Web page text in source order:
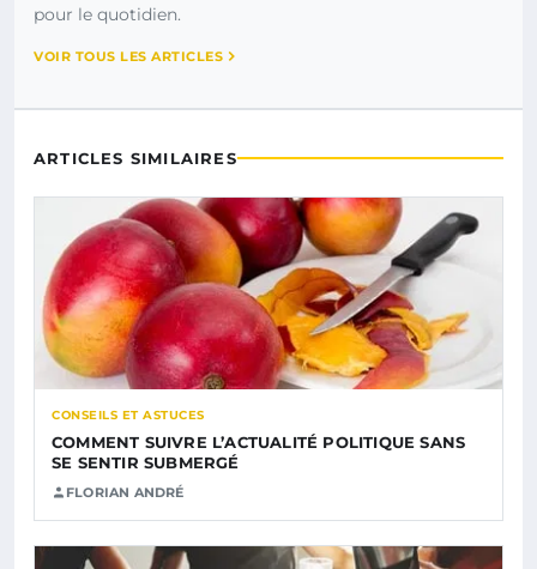
pour le quotidien.
VOIR TOUS LES ARTICLES
ARTICLES SIMILAIRES
CONSEILS ET ASTUCES
COMMENT SUIVRE L’ACTUALITÉ POLITIQUE SANS
SE SENTIR SUBMERGÉ
FLORIAN ANDRÉ